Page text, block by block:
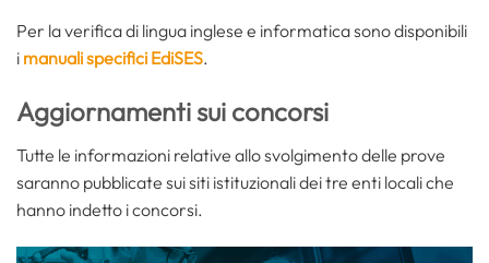
Per la verifica di lingua inglese e informatica sono disponibili
i manuali specifici EdiSES.
Aggiornamenti sui concorsi
Tutte le informazioni relative allo svolgimento delle prove
saranno pubblicate sui siti istituzionali dei tre enti locali che
hanno indetto i concorsi.